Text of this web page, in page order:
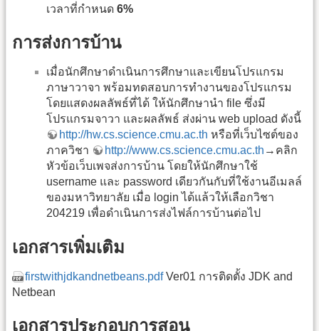
เวลาที่กำหนด 6%
การส่งการบ้าน
เมื่อนักศึกษาดำเนินการศึกษาและเขียนโปรแกรม
ภาษาวาจา พร้อมทดสอบการทำงานของโปรแกรม
โดยแสดงผลลัพธ์ที่ได้ ให้นักศึกษานำ file ซึ่งมี
โปรแกรมจาวา และผลลัพธ์ ส่งผ่าน web upload ดังนี้
http://hw.cs.science.cmu.ac.th หรือที่เว็บไซต์ของ
ภาควิชา
http://www.cs.science.cmu.ac.th →คลิก
หัวข้อเว็บเพจส่งการบ้าน โดยให้นักศึกษาใช้
username และ password เดียวกันกับที่ใช้งานอีเมลล์
ของมหาวิทยาลัย เมื่อ login ได้แล้วให้เลือกวิชา
204219 เพื่อดำเนินการส่งไฟล์การบ้านต่อไป
เอกสารเพิ่มเติม
firstwithjdkandnetbeans.pdfVer01 การติดตั้ง JDK and
Netbean
เอกสารประกอบการสอน